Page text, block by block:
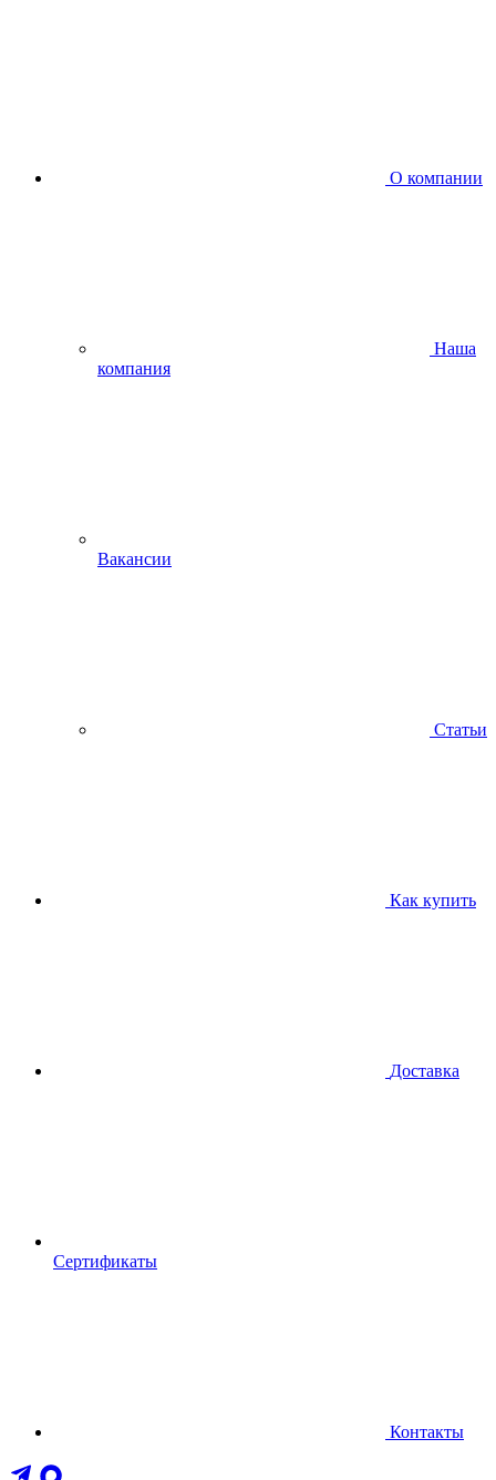
О компании
Наша
компания
Вакансии
Статьи
Как купить
Доставка
Сертификаты
Контакты